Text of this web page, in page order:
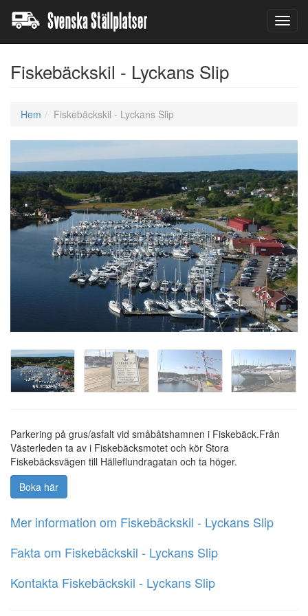
Fiskebäckskil - Lyckans Slip
Hem Fiskebäckskil - Lyckans Slip
Parkering på grus/asfalt vid småbåtshamnen i Fiskebäck.Från
Västerleden ta av i Fiskebäcksmotet och kör Stora
Fiskebäcksvägen till Hälleflundragatan och ta höger.
Boka här
Mer information om Fiskebäckskil - Lyckans Slip
Fakta om Fiskebäckskil - Lyckans Slip
Kontakta Fiskebäckskil - Lyckans Slip